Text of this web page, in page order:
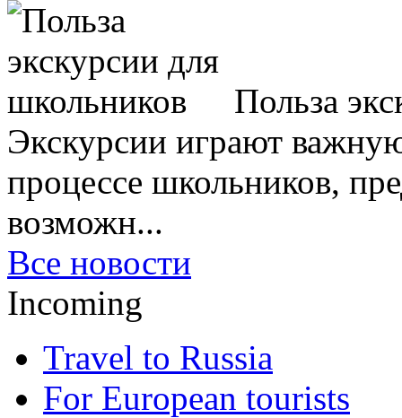
Польза
Экскурсии играют
процессе школьников,
возможн...
Все новости
Incoming
Travel to Russia
For European tourists